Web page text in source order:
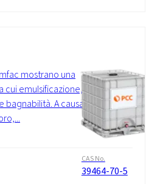
mostrano una
cui emulsificazione,
bagnabilità. A causa
CAS No.
39464-70-5